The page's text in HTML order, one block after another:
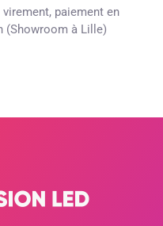
paiement en
(Showroom à Lille)